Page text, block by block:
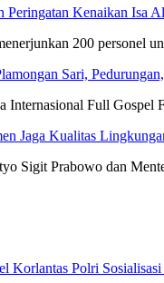
Peringatan Kenaikan Isa
200 personel
Sari,
Internasional Full
Jaga Kualitas
Sigit Prabowo dan